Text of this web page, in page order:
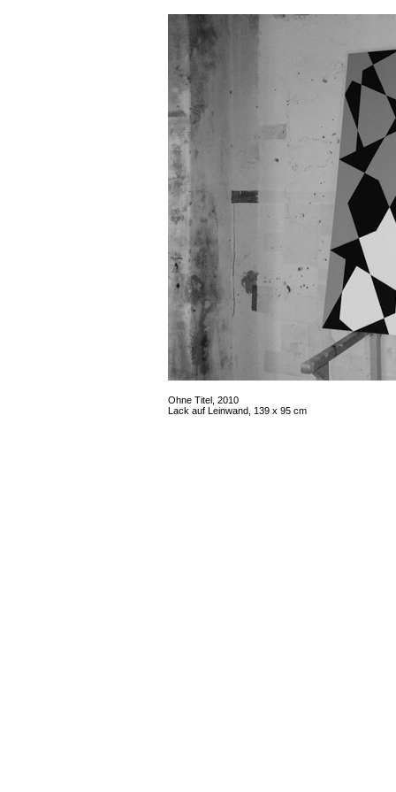
Ohne Titel, 2010
Lack auf Leinwand, 139 x 95 cm